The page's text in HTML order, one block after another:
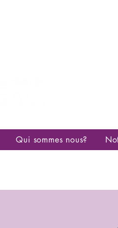
Qui sommes nous?